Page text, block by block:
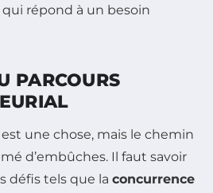
répond à un besoin
PARCOURS
une chose, mais le chemin
d’embûches. Il faut savoir
défis tels que la concurrence